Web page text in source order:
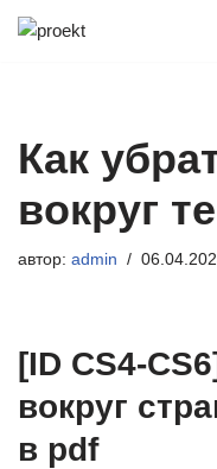
Как
вокруг
автор: admin
[ID CS4-
вокруг
в pdf